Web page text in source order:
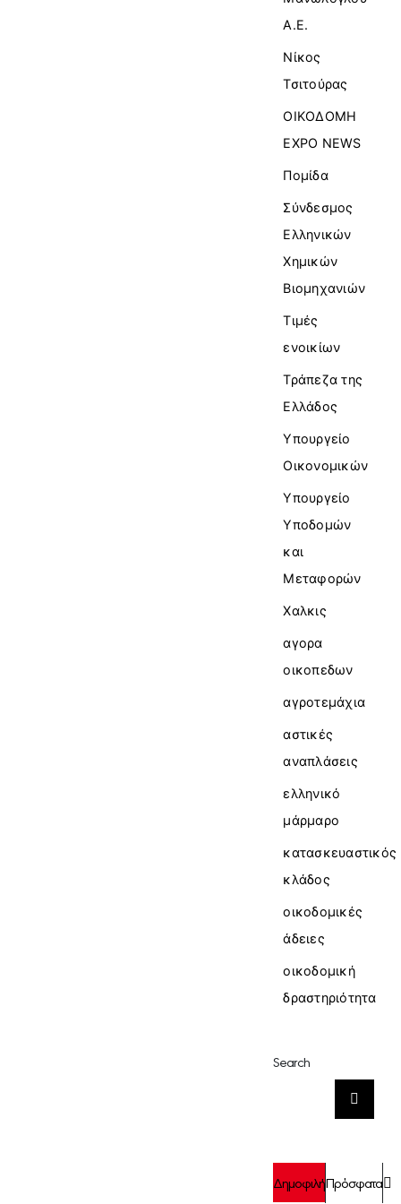
Α.Ε.
Νίκος
Τσιτούρας
ΟΙΚΟΔΟΜΗ
EXPO NEWS
Πομίδα
Σύνδεσμος
Ελληνικών
Χημικών
Βιομηχανιών
Τιμές
ενοικίων
Τράπεζα της
Ελλάδος
Υπουργείο
Οικονομικών
Υπουργείο
Υποδομών
και
Μεταφορών
Χαλκις
αγορα
οικοπεδων
αγροτεμάχια
αστικές
αναπλάσεις
ελληνικό
μάρμαρο
κατασκευαστικός
κλάδος
οικοδομικές
άδειες
οικοδομική
δραστηριότητα
Search
Αναζήτηση
ΔημοφιλήΠρόσφατα